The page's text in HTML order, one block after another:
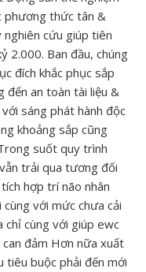
phương thức tân &
cứu giúp tiên
2.000. Ban đầu, chúng
đích khắc phục sắp
đến an toàn tài liệu &
sáng phát hành độc
khoảng sắp cũng
suốt quy trình
trải qua tương đối
hợp trí não nhân
với mức chưa cải
chỉ cùng với giúp ewc
đảm Hơn nữa xuất
tiêu buộc phải đến mới